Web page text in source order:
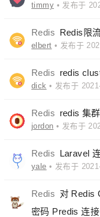
timmy • 发布于
Redis Redis限
elbert • 发布于
Redis redis
dick • 发布于
Redis redis 集
jordon • 发布于
Redis Laravel
yale • 发布于
Redis 对 Redis
密码 Predis 连接